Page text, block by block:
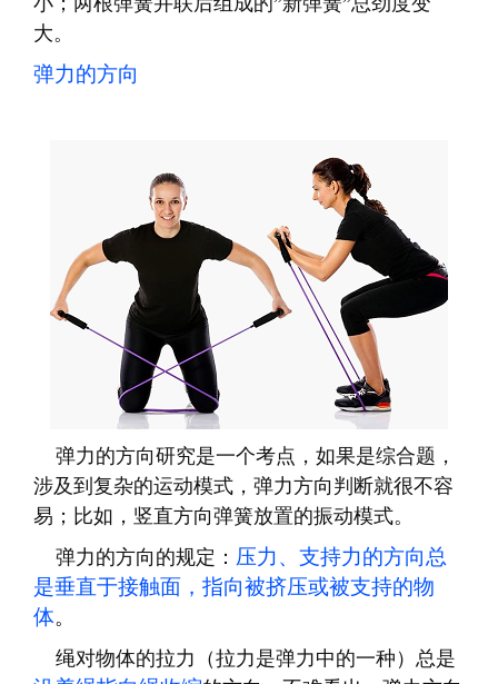
大。
弹力的方向
弹力的方向研究是一个考点，如果是综合题，
涉及到复杂的运动模式，弹力方向判断就很不容
易；比如，竖直方向弹簧放置的振动模式。
弹力的方向的规定： 压力、支持力的方向总
是垂直于接触面，指向被挤压或被支持的物
体。
绳对物体的拉力（拉力是弹力中的一种）总是